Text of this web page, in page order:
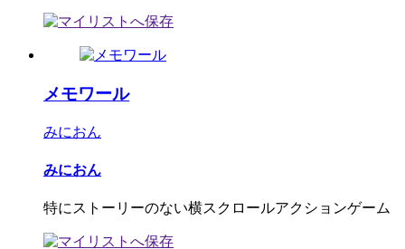
メモワール
みにおん
みにおん
特にストーリーのない横スクロールアクションゲーム